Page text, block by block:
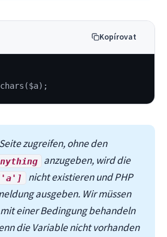
Kopírovat
zugreifen, ohne den
anzugeben, wird die
nicht existieren und PHP
ausgeben. Wir müssen
einer Bedingung behandeln
die Variable nicht vorhanden